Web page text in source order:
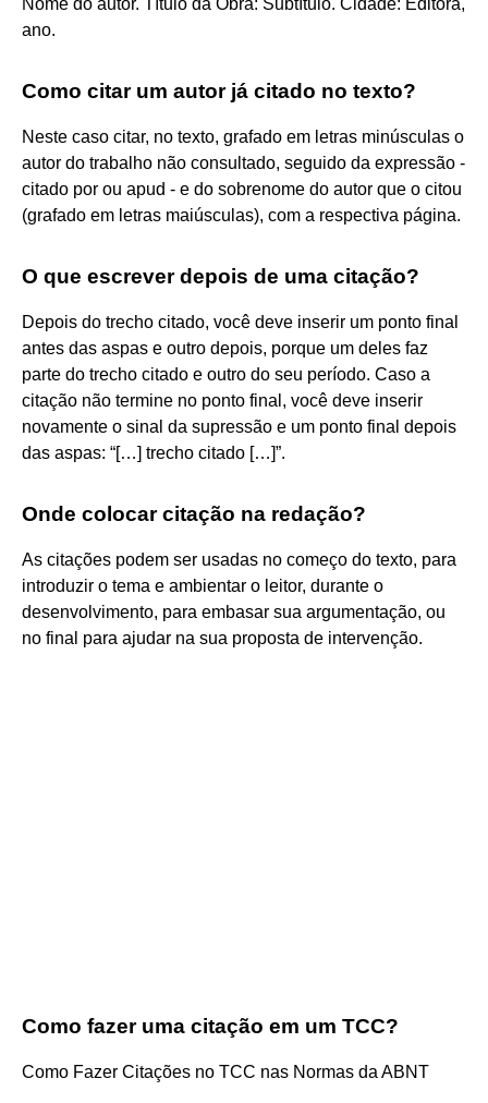
ano.
Como citar um autor já citado no texto?
Neste caso citar, no texto, grafado em letras minúsculas o
autor do trabalho não consultado, seguido da expressão -
citado por ou apud - e do sobrenome do autor que o citou
(grafado em letras maiúsculas), com a respectiva página.
O que escrever depois de uma citação?
Depois do trecho citado, você deve inserir um ponto final
antes das aspas e outro depois, porque um deles faz
parte do trecho citado e outro do seu período. Caso a
citação não termine no ponto final, você deve inserir
novamente o sinal da supressão e um ponto final depois
das aspas: “[…] trecho citado […]”.
Onde colocar citação na redação?
As citações podem ser usadas no começo do texto, para
introduzir o tema e ambientar o leitor, durante o
desenvolvimento, para embasar sua argumentação, ou
no final para ajudar na sua proposta de intervenção.
Como fazer uma citação em um TCC?
Como Fazer Citações no TCC nas Normas da ABNT